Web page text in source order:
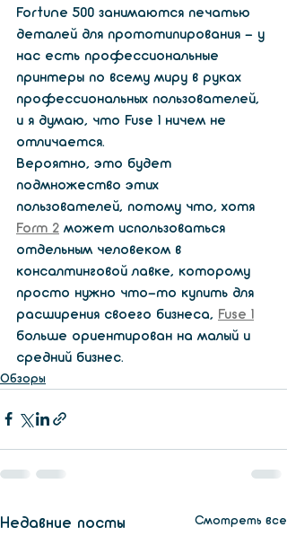
Fortune 500 занимаются печатью
деталей для прототипирования - у
нас есть профессиональные
принтеры по всему миру в руках
профессиональных пользователей,
и я думаю, что Fuse 1 ничем не
отличается.
Вероятно, это будет
подмножество этих
пользователей, потому что, хотя
Form 2 может использоваться
отдельным человеком в
консалтинговой лавке, которому
просто нужно что-то купить для
расширения своего бизнеса, Fuse 1
больше ориентирован на малый и
средний бизнес.
Обзоры
Недавние посты Смотреть все